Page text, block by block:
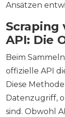
Ansätzen
Scraping
API: Die
Beim
offizielle API
Diese
Datenzugriff,
sind. Obwohl